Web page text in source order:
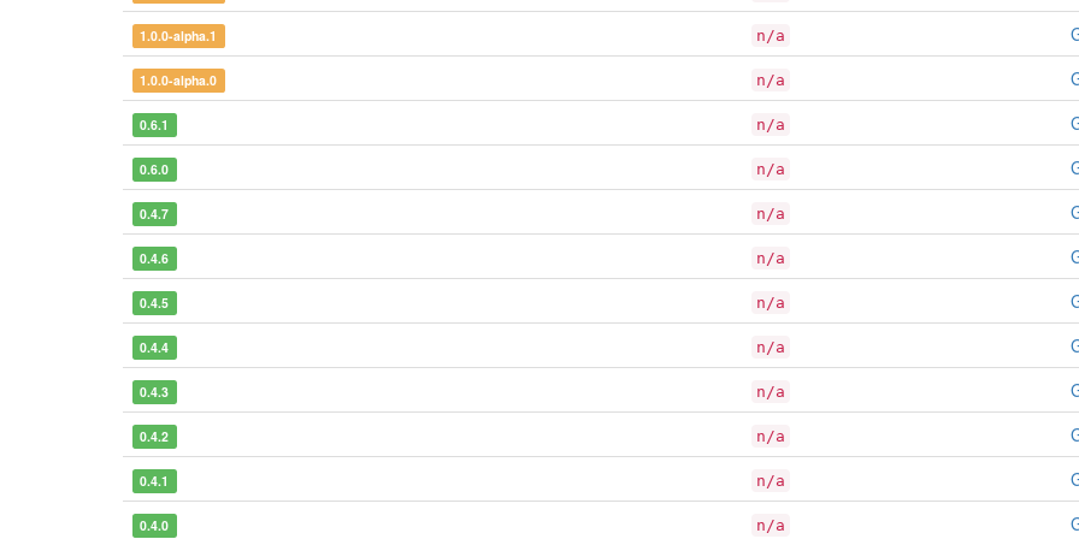
1.0.0-alpha.1 n/a
1.0.0-alpha.0 n/a
0.6.1 n/a
0.6.0 n/a
0.4.7 n/a
0.4.6 n/a
0.4.5 n/a
0.4.4 n/a
0.4.3 n/a
0.4.2 n/a
0.4.1 n/a
0.4.0 n/a